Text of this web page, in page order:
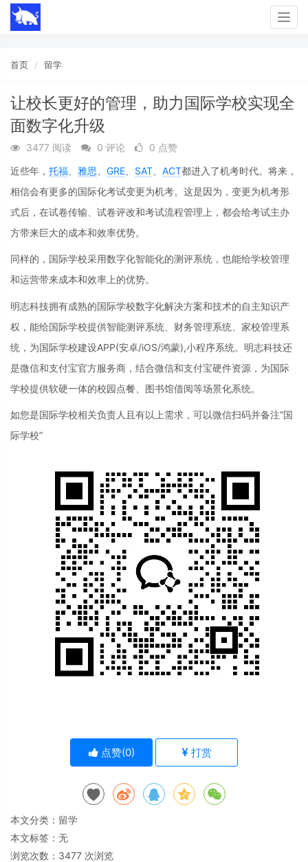
首页 留学
让校长更好的管理，助力国际学校实现全
面数字化升级
3477 阅读 0 评论
0 点赞
近些年， 托福 雅思 GRE SAT ACT都进入了机考时代。将来，
相信会有更多的国际化考试变更为机考。这是因为，变更为机考形
式后，在试卷传输、试卷评改和考试流程管理上，都会给考试主办
方带来巨大的成本和效率优势。
同样的，国际学校采用数字化智能化的测评系统，也能给学校管理
和运营带来成本和效率上的优势。
明志科技拥有成熟的国际学校数字化解决方案和技术的自主知识产
权，能给国际学校提供智能测评系统、财务管理系统、家校管理系
统，为国际学校建设APP(安卓/iOS/鸿蒙),小程序系统。明志科技还
是微信和支付宝官方服务商，结合微信和支付宝硬件资源，为国际
学校提供软硬一体的校园点餐、图书馆借阅等场景化系统。
如您是国际学校相关负责人且有以上需求，可以微信扫码并备注“国
际学校”
点赞(0) 打赏
本文分类： 留学
本文标签：无
浏览次数： 3477 次浏览